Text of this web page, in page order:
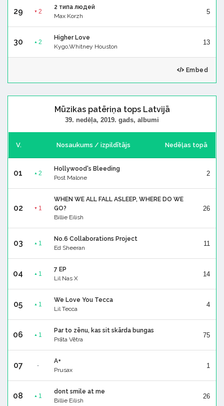
29 ▼ 2
2 типа людей
Max Korzh
5
30 ▲ 2
Higher Love
Kygo,Whitney Houston
13
Embed
Mūzikas patēriņa tops Latvijā
39. nedēļa, 2019. gads, albumi
V. Nosaukums / izpildītājs Nedēļas topā
01 ▲ 2
Hollywood's Bleeding
Post Malone
2
02 ▼ 1
WHEN WE ALL FALL ASLEEP, WHERE DO WE
GO?
Billie Eilish
26
03 ▲ 1
No.6 Collaborations Project
Ed Sheeran
11
04 ▲ 1
7 EP
Lil Nas X
14
05 ▲ 1
We Love You Tecca
Lil Tecca
4
06 ▲ 1
Par to zēnu, kas sit skārda bungas
Prāta Vētra
75
07 -
A+
Prusax
1
08 ▲ 1
dont smile at me
Billie Eilish
26